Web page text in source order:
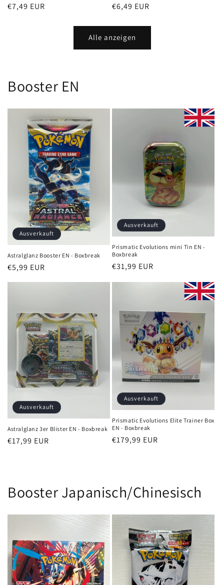
Normaler
€7,49 EUR
Normaler
€6,49 EUR
Alle anzeigen
Booster EN
Ausverkauft
Astralglanz Booster EN - Boxbreak
Normaler
€5,99 EUR
Ausverkauft
Prismatic Evolutions mini Tin EN -
Boxbreak
Normaler
€31,99 EUR
Ausverkauft
Astralglanz 3er Blister EN - Boxbreak
Normaler
€17,99 EUR
Ausverkauft
Prismatic Evolutions Elite Trainer Box
EN - Boxbreak
Normaler
€179,99 EUR
Booster Japanisch/Chinesisch